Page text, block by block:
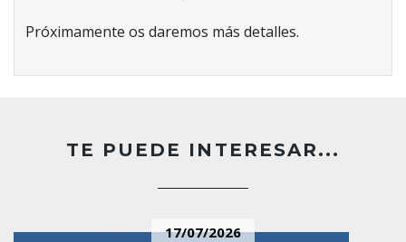
Próximamente os daremos más detalles.
TE PUEDE INTERESAR...
17/07/2026